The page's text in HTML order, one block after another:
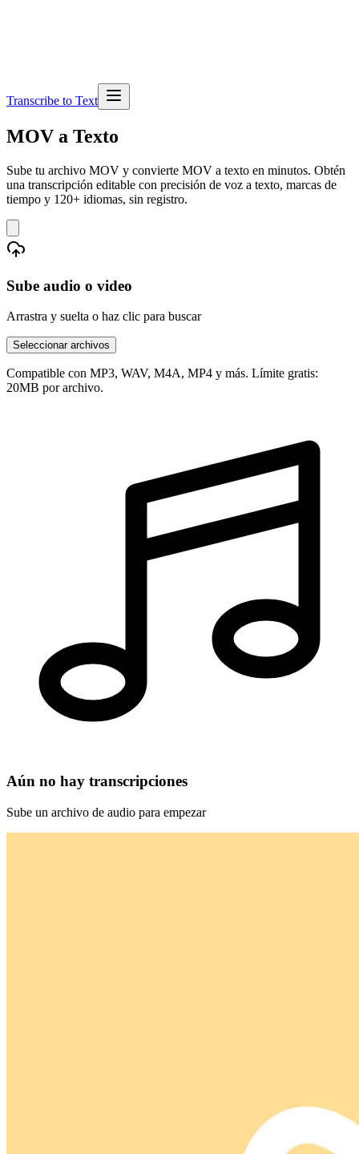
Transcribe to Text
MOV a Texto
Sube tu archivo MOV y convierte MOV a texto en minutos. Obtén
una transcripción editable con precisión de voz a texto, marcas de
tiempo y 120+ idiomas, sin registro.
Sube audio o video
Arrastra y suelta o haz clic para buscar
Seleccionar archivos
Compatible con MP3, WAV, M4A, MP4 y más. Límite gratis:
20MB por archivo.
Aún no hay transcripciones
Sube un archivo de audio para empezar